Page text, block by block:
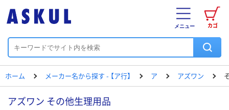
カゴ
メニュー
ホーム メーカー名から探す - 【ア行】 ア アズワン
アズワン その他生理用品